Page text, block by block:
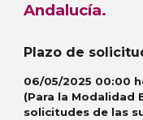
Andalucía.
Plazo de
06/05/2025 00:00
(Para la Modalidad
solicitudes de las